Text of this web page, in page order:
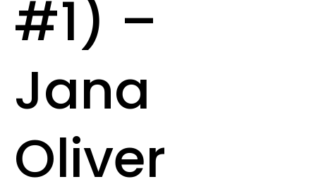
#1) –
Jana
Oliver